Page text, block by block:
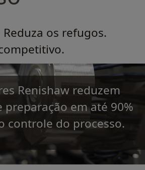
os refugos.
Renishaw reduzem
preparação em até 90%
controle do processo.